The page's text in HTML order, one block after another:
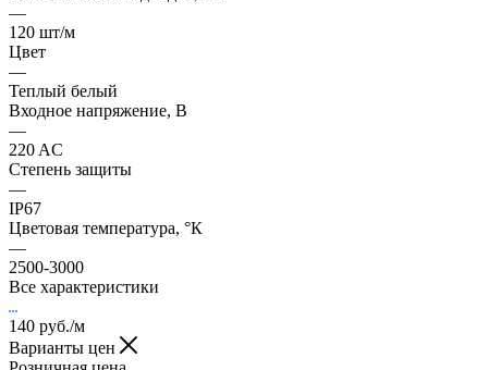
—
120 шт/м
Цвет
—
Теплый белый
Входное напряжение, В
—
220 AC
Степень защиты
—
IP67
Цветовая температура, °К
—
2500-3000
Все характеристики
140 руб./м
Варианты цен